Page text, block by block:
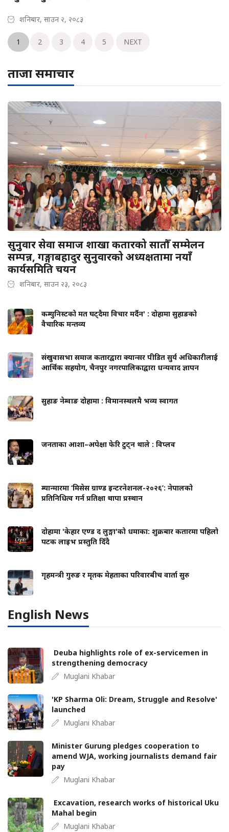
शनिबार, साउन २, २०८३
1 2 3 4 5 NEXT
ताजा समाचार
सुनुवार सेवा समाज शाखा कतारको सातौँ सम्मेलन
सम्पन्न, गङ्गाबहादुर सुनुवारको अध्यक्षतामा नयाँ
कार्यसमिति चयन
शनिबार, साउन २३, २०८३
कम्युनिस्टको मत घट्दैमा विचार मर्दैन' : दोहामा सुहाङको
वैचारिक मन्तव्य
संखुवासभा समाज कतारद्वारा क्यान्सर पीडित सुर्य अधिकारीलाई
आर्थिक सहयोग, चैनपुर नगरपालिकाद्वारा धन्यवाद ज्ञापन
सुहाङ नेम्वाङ दोहामा : विमानस्थलमै भव्य स्वागत
जनताका आशा–अपेक्षा फेरि टुट्न थाले : विप्लव
म्यान्मारमा ‘मिसेस ग्राण्ड इन्टरनेशनल-२०२६’: नेपालको
प्रतिनिधित्व गर्न प्रतिक्षा थापा प्रस्थान
दोहामा 'केहार एण्ड द लुङ्गा'को धमाका: शुक्रबार कतारमा पहिलो
पटक लाइभ प्रस्तुति दिँदै
गृहमन्त्री गुरुङ र मृतक मेहताका परिवारबीच वार्ता सुरु
English News
Deuba highlights role of ex-servicemen in
strengthening democracy
Muglani Khabar
'KP Sharma Oli: Dream, Struggle and Resolve'
launched
Muglani Khabar
Minister Gurung pledges cooperation to
amend WJA, working journalists demand fair
pay
Muglani Khabar
Excavation, research works of historical Uku
Mahal begin
Muglani Khabar